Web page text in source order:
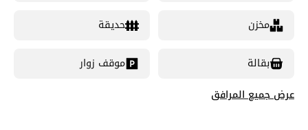
مخزن حديقة
بقالة
موقف زوار
عرض جميع المرافق